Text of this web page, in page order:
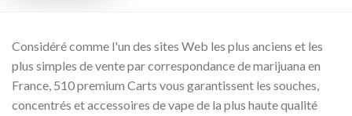
Considéré comme l'un des sites Web les plus anciens et les
plus simples de vente par correspondance de marijuana en
France, 510 premium Carts vous garantissent les souches,
concentrés et accessoires de vape de la plus haute qualité